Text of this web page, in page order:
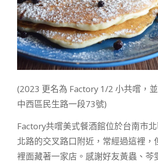
(2023 更名為 Factory 1/2 小共嚐，
中西區民生路一段73號)
Factory共嚐美式餐酒館位於台南市
北路的交叉路口附近，常經過這裡，
裡面藏著一家店。感謝好友黃蟲、芩